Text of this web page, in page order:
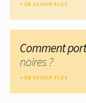
EN SAVOIR PLUS
Comment
noires ?
EN SAVOIR PLUS